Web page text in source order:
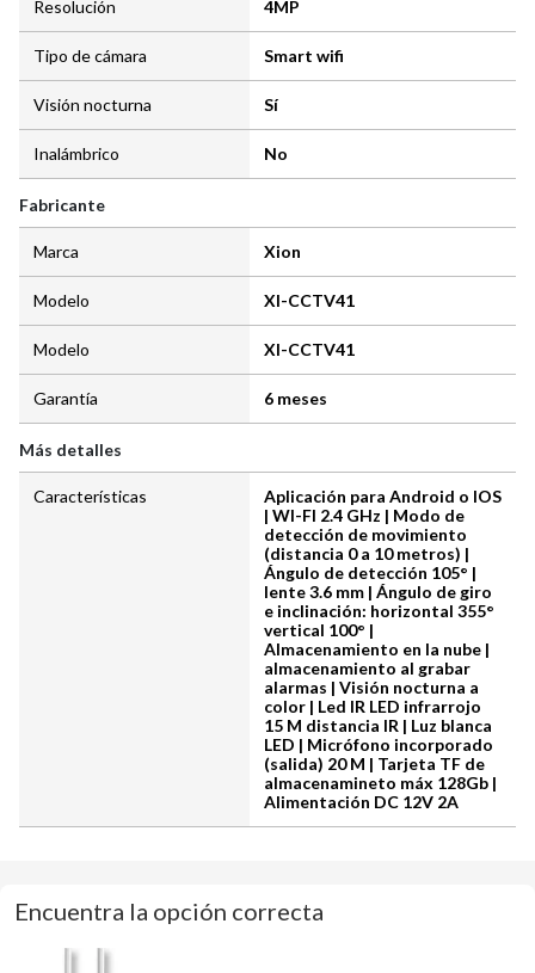
Resolución 4MP
Tipo de cámara Smart wifi
Visión nocturna Sí
Inalámbrico No
Fabricante
Marca Xion
Modelo XI-CCTV41
Modelo XI-CCTV41
Garantía 6 meses
Más detalles
Características
Aplicación para Android o IOS
| WI-FI 2.4 GHz | Modo de
detección de movimiento
(distancia 0 a 10 metros) |
Ángulo de detección 105° |
lente 3.6 mm | Ángulo de giro
e inclinación: horizontal 355°
vertical 100° |
Almacenamiento en la nube |
almacenamiento al grabar
alarmas | Visión nocturna a
color | Led IR LED infrarrojo
15 M distancia IR | Luz blanca
LED | Micrófono incorporado
(salida) 20 M | Tarjeta TF de
almacenamineto máx 128Gb |
Alimentación DC 12V 2A
Encuentra la opción correcta